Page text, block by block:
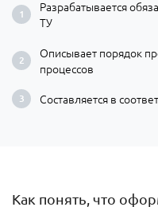
Разрабатывается
ТУ
Описывает порядок
процессов
Составляется в
Как понять, что